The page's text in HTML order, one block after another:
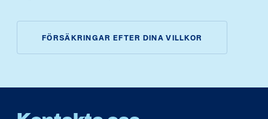
FÖRSÄKRINGAR EFTER DINA VILLKOR